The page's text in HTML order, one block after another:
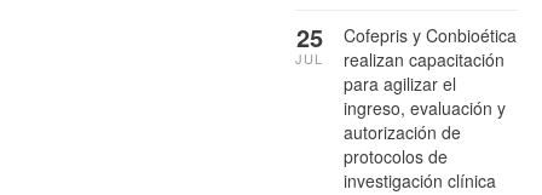
Cofepris y Conbioética
realizan capacitación
para agilizar el
ingreso, evaluación y
autorización de
protocolos de
investigación clínica
25
JUL